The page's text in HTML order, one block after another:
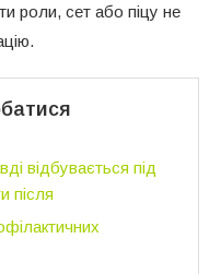
роли, сет або піцу не
відбувається під
після